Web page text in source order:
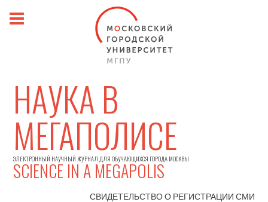
НАУКА В
МЕГАПОЛИСЕ
ЭЛЕКТРОННЫЙ НАУЧНЫЙ ЖУРНАЛ ДЛЯ ОБУЧАЮЩИХСЯ ГОРОДА МОСКВЫ
SCIENCE IN A MEGAPOLIS
СВИДЕТЕЛЬСТВО О РЕГИСТРАЦИИСМИ